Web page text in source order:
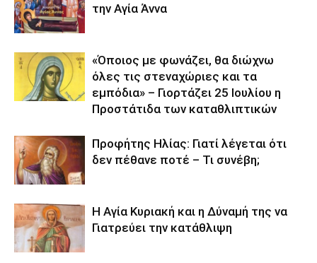
την Αγία Άννα
«Όποιος με φωνάζει, θα διώχνω
όλες τις στεναχώριες και τα
εμπόδια» – Γιορτάζει 25 Ιουλίου η
Προστάτιδα των καταθλιπτικών
Προφήτης Ηλίας: Γιατί λέγεται ότι
δεν πέθανε ποτέ – Τι συνέβη;
Η Αγία Κυριακή και η Δύναμή της να
Γιατρεύει την κατάθλιψη